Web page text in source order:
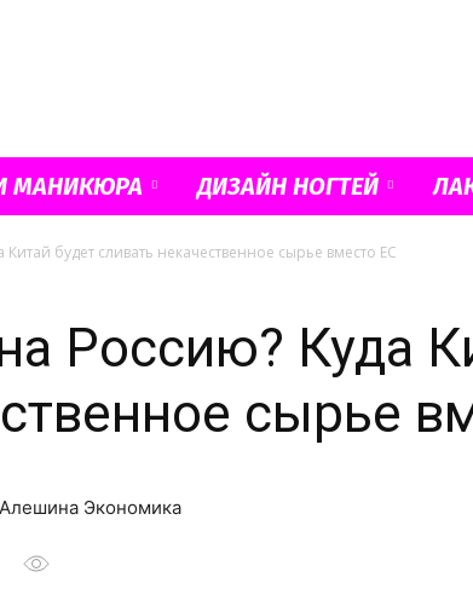
Французский
МАНИКЮРА ДИЗАЙН НОГТЕЙ
будет сливать некачественное сырье вместо ЕС
Россию? Куда
сырье
Экономика